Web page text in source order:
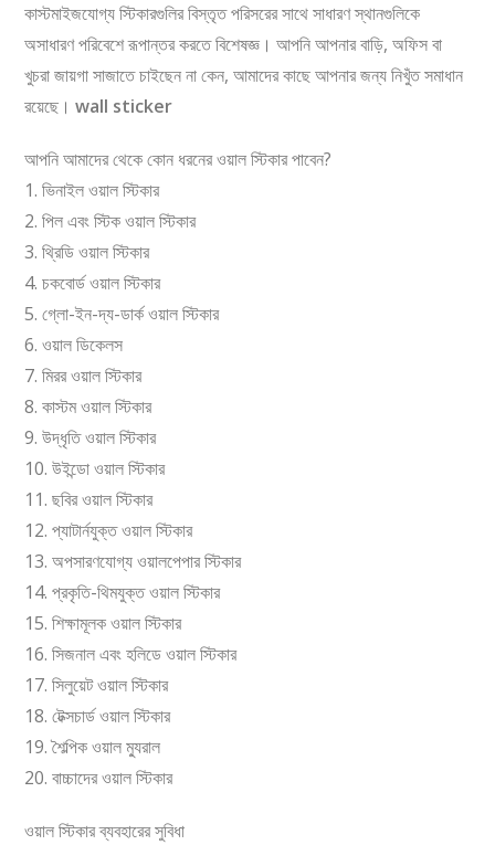
কাস্টমাইজযোগ্য স্টিকারগুলির বিস্তৃত পরিসরের সাথে সাধারণ স্থানগুলিকে
অসাধারণ পরিবেশে রূপান্তর করতে বিশেষজ্ঞ। আপনি আপনার বাড়ি, অফিস বা
খুচরা জায়গা সাজাতে চাইছেন না কেন, আমাদের কাছে আপনার জন্য নিখুঁত সমাধান
রয়েছে।wall sticker
আপনি আমাদের থেকে কোন ধরনের ওয়াল স্টিকার পাবেন?
1. ভিনাইল ওয়াল স্টিকার
2. পিল এবং স্টিক ওয়াল স্টিকার
3. থ্রিডি ওয়াল স্টিকার
4. চকবোর্ড ওয়াল স্টিকার
5. গ্লো-ইন-দ্য-ডার্ক ওয়াল স্টিকার
6. ওয়াল ডিকেলস
7. মিরর ওয়াল স্টিকার
8. কাস্টম ওয়াল স্টিকার
9. উদ্ধৃতি ওয়াল স্টিকার
10. উইন্ডো ওয়াল স্টিকার
11. ছবির ওয়াল স্টিকার
12. প্যাটার্নযুক্ত ওয়াল স্টিকার
13. অপসারণযোগ্য ওয়ালপেপার স্টিকার
14. প্রকৃতি-থিমযুক্ত ওয়াল স্টিকার
15. শিক্ষামূলক ওয়াল স্টিকার
16. সিজনাল এবং হলিডে ওয়াল স্টিকার
17. সিলুয়েট ওয়াল স্টিকার
18. টেক্সচার্ড ওয়াল স্টিকার
19. শৈল্পিক ওয়াল ম্যুরাল
20. বাচ্চাদের ওয়াল স্টিকার
ওয়াল স্টিকার ব্যবহারের সুবিধা